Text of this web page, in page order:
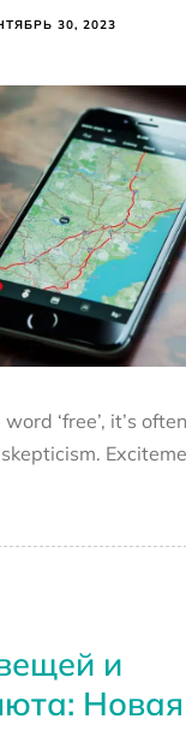
30, 2023
‘free’, it’s
и